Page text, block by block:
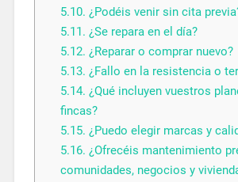
5.10. ¿Podéis venir sin cita
5.11. ¿Se repara en el día?
5.12. ¿Reparar o comprar nuevo?
5.13. ¿Fallo en la resistencia o
5.14. ¿Qué incluyen vuestros
fincas?
5.15. ¿Puedo elegir marcas y
5.16. ¿Ofrecéis mantenimiento
comunidades, negocios y